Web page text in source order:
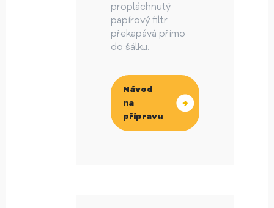
propláchnutý
papírový filtr
překapává přímo
do šálku.
Návod
na
přípravu